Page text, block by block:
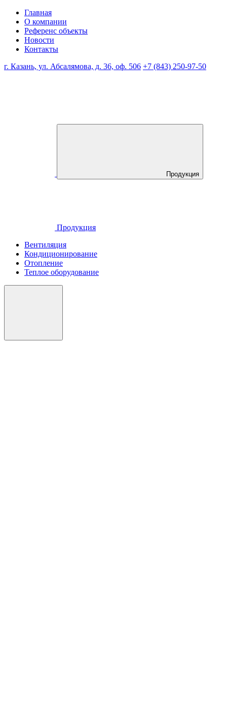
Главная
О компании
Референс объекты
Новости
Контакты
г. Казань, ул. Абсалямова, д. 36, оф. 506 +7 (843) 250-97-50
Продукция
Продукция
Вентиляция
Кондиционирование
Отопление
Теплое оборудование